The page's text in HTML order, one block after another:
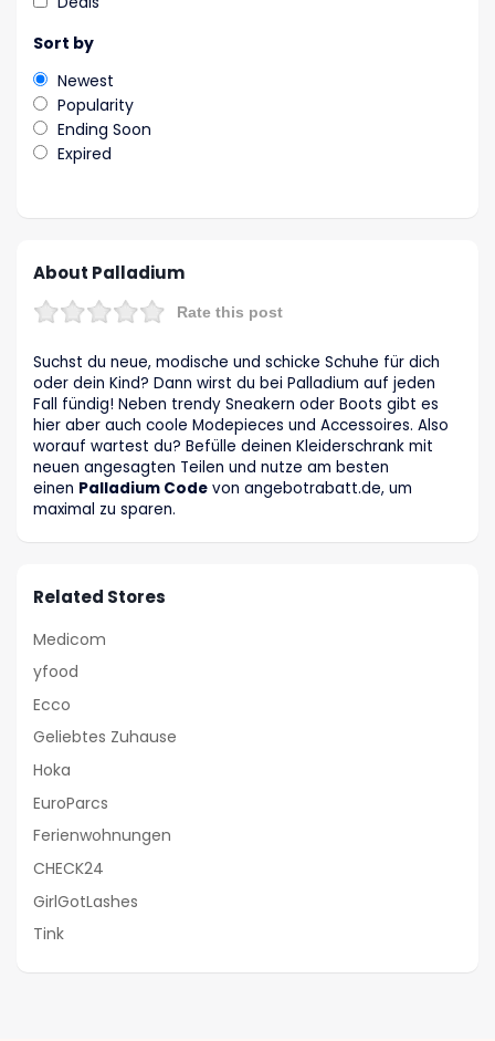
Sort by
Newest
Popularity
Ending Soon
Expired
About Palladium
Rate this post
Suchst du neue, modische und schicke Schuhe für dich
oder dein Kind? Dann wirst du bei Palladium auf jeden
Fall fündig! Neben trendy Sneakern oder Boots gibt es
hier aber auch coole Modepieces und Accessoires. Also
worauf wartest du? Befülle deinen Kleiderschrank mit
neuen angesagten Teilen und nutze am besten
einen Palladium Code von angebotrabatt.de, um
maximal zu sparen.
Related Stores
Medicom
yfood
Ecco
Geliebtes Zuhause
Hoka
EuroParcs
Ferienwohnungen
CHECK24
GirlGotLashes
Tink